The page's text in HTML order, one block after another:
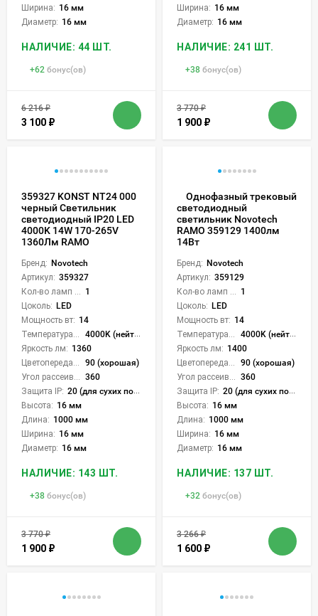
Ширина: 16 мм
Диаметр: 16 мм
НАЛИЧИЕ: 44 ШТ.
+62 бонус(ов)
6 216₽
3 100 ₽
Ширина: 16 мм
Диаметр: 16 мм
НАЛИЧИЕ: 241 ШТ.
+38 бонус(ов)
3 770₽
1 900 ₽
359327 KONST NT24 000
черный Светильник
светодиодный IP20 LED
4000K 14W 170-265V
1360Лм RAMO
Бренд: Novotech
Артикул: 359327
1
Цоколь: LED
Мощность вт: 14
4000K (нейтральный)
Яркость лм: 1360
90 (хорошая)
360
Защита IP: 20 (для сухих пом.)
Высота: 16 мм
Длина: 1000 мм
Ширина: 16 мм
Диаметр: 16 мм
НАЛИЧИЕ: 143 ШТ.
+38 бонус(ов)
3 770₽
1 900 ₽
Однофазный трековый
светодиодный
светильник Novotech
RAMO 359129 1400лм
14Вт
Бренд: Novotech
Артикул: 359129
Кол-во ламп или LED: 1
Цоколь: LED
Мощность вт: 14
Температура света:
4000K (нейтральный)
Яркость лм: 1400
Цветопередача (CRI):
90 (хорошая)
Угол рассеивания света °: 360
Защита IP: 20 (для сухих пом.)
Высота: 16 мм
Длина: 1000 мм
Ширина: 16 мм
Диаметр: 16 мм
НАЛИЧИЕ: 137 ШТ.
+32 бонус(ов)
3 266₽
1 600 ₽